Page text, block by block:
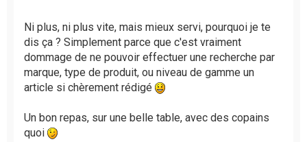
Ni plus, ni plus vite, mais mieux servi, pourquoi je te
dis ça ? Simplement parce que c'est vraiment
dommage de ne pouvoir effectuer une recherche par
marque, type de produit, ou niveau de gamme un
article si chèrement rédigé
Un bon repas, sur une belle table, avec des copains
quoi